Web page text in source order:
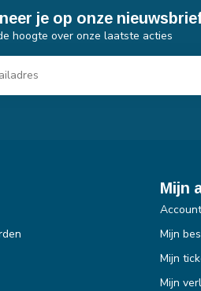
je op onze
hoogte over onze laatste acties
Mijn
Mijn
Mijn
Mijn